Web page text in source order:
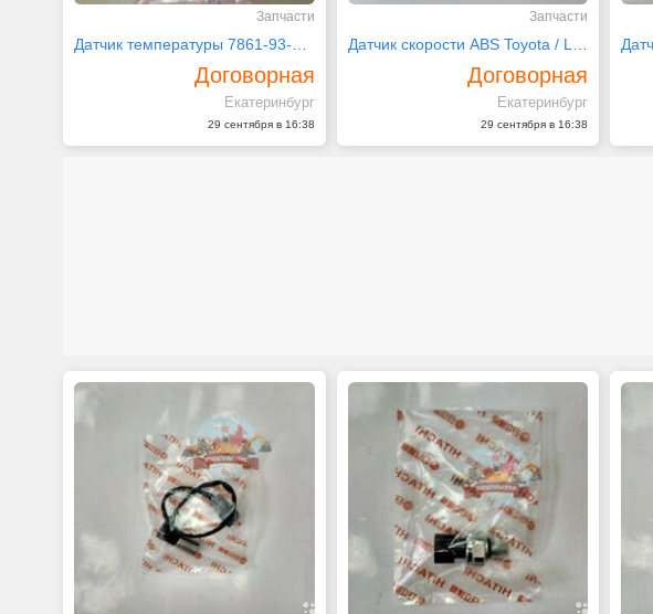
Запчасти
Договорная
Екатеринбург
29 сентября в 16:38
Запчасти
Договорная
Екатеринбург
29 сентября в 16:38